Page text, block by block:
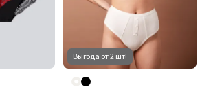
Выгода от 2 шт!